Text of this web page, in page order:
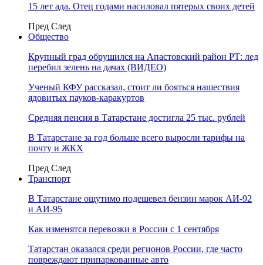
15 лет ада. Отец годами насиловал пятерых своих детей
Пред След
Общество
Крупный град обрушился на Апастовский район РТ: лед
перебил зелень на дачах (ВИДЕО)
Ученый КФУ рассказал, стоит ли бояться нашествия
ядовитых пауков-каракуртов
Средняя пенсия в Татарстане достигла 25 тыс. рублей
В Татарстане за год больше всего выросли тарифы на
почту и ЖКХ
Пред След
Транспорт
В Татарстане ощутимо подешевел бензин марок АИ-92
и АИ-95
Как изменятся перевозки в России с 1 сентября
Татарстан оказался среди регионов России, где часто
повреждают припаркованные авто